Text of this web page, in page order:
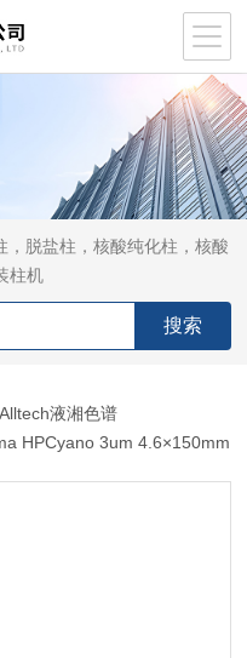
，脱盐柱，核酸纯化柱，核酸
柱机
Alltech液湘色谱
HPCyano 3um 4.6×150mm